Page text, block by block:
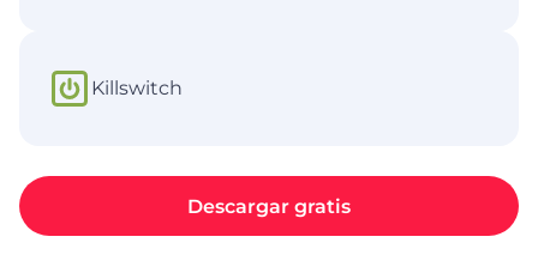
Killswitch
Descargar gratis